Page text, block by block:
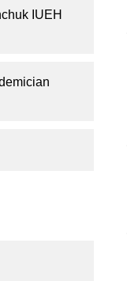
IUEH